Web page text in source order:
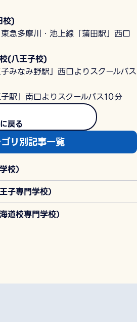
校)
多摩川・池上線「蒲田駅」西口
(八王子校)
なみ野駅」西口よりスクールバス
」南口よりスクールバス10分
戻る
リ別記事一覧
校）
子専門学校）
道校専門学校）